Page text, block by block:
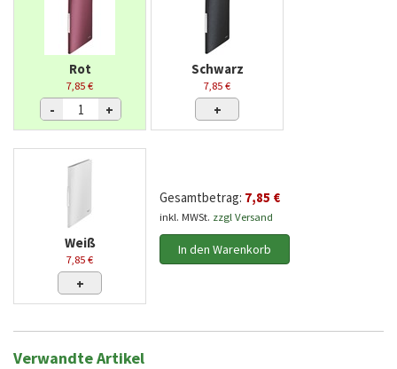
Rot
7,85 €
- +
Schwarz
7,85 €
+
Weiß
7,85 €
+
Gesamtbetrag: 7,85 €
inkl. MWSt. zzgl Versand
In den Warenkorb
Verwandte Artikel